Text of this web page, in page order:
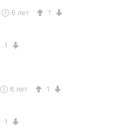
6 лет 1
1
6 лет 1
1